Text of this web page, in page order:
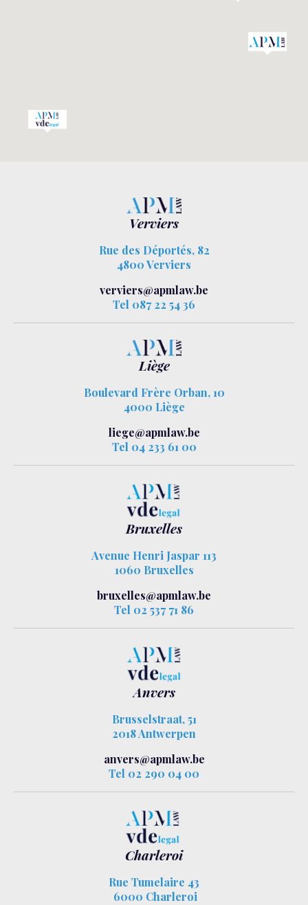
Verviers
Rue des Déportés, 82
4800 Verviers
verviers@apmlaw.be
Tel 087 22 54 36
Liège
Boulevard Frère Orban, 10
4000 Liège
liege@apmlaw.be
Tel 04 233 61 00
Bruxelles
Avenue Henri Jaspar 113
1060 Bruxelles
bruxelles@apmlaw.be
Tel 02 537 71 86
Anvers
Brusselstraat, 51
2018 Antwerpen
anvers@apmlaw.be
Tel 02 290 04 00
Charleroi
Rue Tumelaire 43
6000 Charleroi